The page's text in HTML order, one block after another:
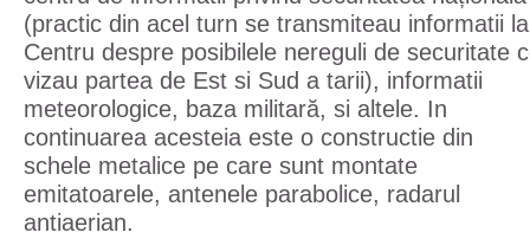
(practic din acel turn se transmiteau informatii la
Centru despre posibilele nereguli de securitate
vizau partea de Est si Sud a tarii), informatii
meteorologice, baza militară, si altele. In
continuarea acesteia este o constructie din
schele metalice pe care sunt montate
emitatoarele, antenele parabolice, radarul
antiaerian.